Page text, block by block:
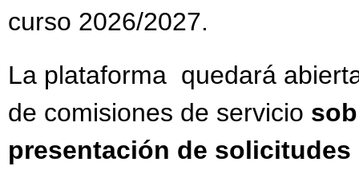
curso 2026/2027.
La plataforma quedará
de comisiones de servicio
presentación de solicitudes